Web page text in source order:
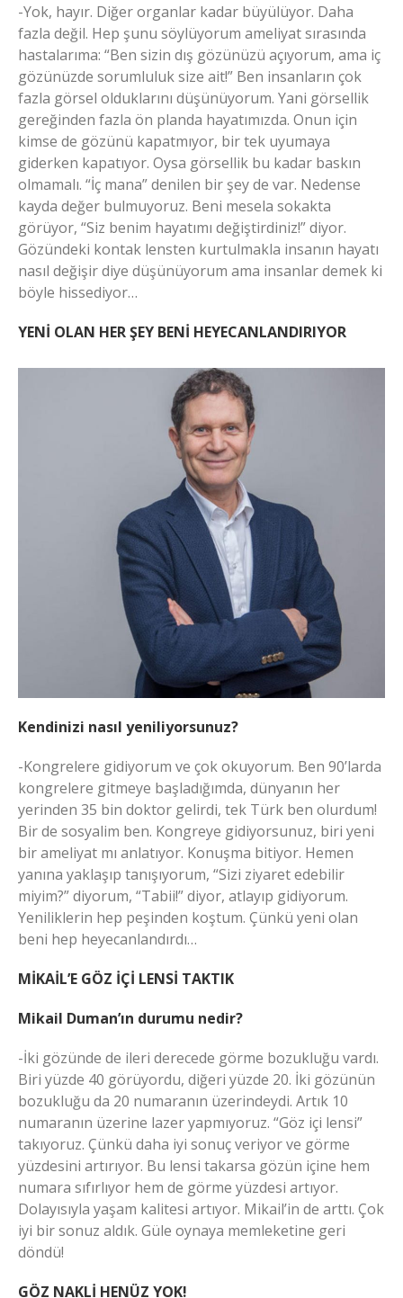
-Yok, hayır. Diğer organlar kadar büyülüyor. Daha
fazla değil. Hep şunu söylüyorum ameliyat sırasında
hastalarıma: “Ben sizin dış gözünüzü açıyorum, ama iç
gözünüzde sorumluluk size ait!” Ben insanların çok
fazla görsel olduklarını düşünüyorum. Yani görsellik
gereğinden fazla ön planda hayatımızda. Onun için
kimse de gözünü kapatmıyor, bir tek uyumaya
giderken kapatıyor. Oysa görsellik bu kadar baskın
olmamalı. “İç mana” denilen bir şey de var. Nedense
kayda değer bulmuyoruz. Beni mesela sokakta
görüyor, “Siz benim hayatımı değiştirdiniz!” diyor.
Gözündeki kontak lensten kurtulmakla insanın hayatı
nasıl değişir diye düşünüyorum ama insanlar demek ki
böyle hissediyor…
YENİ OLAN HER ŞEY BENİ HEYECANLANDIRIYOR
Kendinizi nasıl yeniliyorsunuz?
-Kongrelere gidiyorum ve çok okuyorum. Ben 90’larda
kongrelere gitmeye başladığımda, dünyanın her
yerinden 35 bin doktor gelirdi, tek Türk ben olurdum!
Bir de sosyalim ben. Kongreye gidiyorsunuz, biri yeni
bir ameliyat mı anlatıyor. Konuşma bitiyor. Hemen
yanına yaklaşıp tanışıyorum, “Sizi ziyaret edebilir
miyim?” diyorum, “Tabii!” diyor, atlayıp gidiyorum.
Yeniliklerin hep peşinden koştum. Çünkü yeni olan
beni hep heyecanlandırdı…
MİKAİL’E GÖZ İÇİ LENSİ TAKTIK
Mikail Duman’ın durumu nedir?
-İki gözünde de ileri derecede görme bozukluğu vardı.
Biri yüzde 40 görüyordu, diğeri yüzde 20. İki gözünün
bozukluğu da 20 numaranın üzerindeydi. Artık 10
numaranın üzerine lazer yapmıyoruz. “Göz içi lensi”
takıyoruz. Çünkü daha iyi sonuç veriyor ve görme
yüzdesini artırıyor. Bu lensi takarsa gözün içine hem
numara sıfırlıyor hem de görme yüzdesi artıyor.
Dolayısıyla yaşam kalitesi artıyor. Mikail’in de arttı. Çok
iyi bir sonuz aldık. Güle oynaya memleketine geri
döndü!
GÖZ NAKLİ HENÜZ YOK!